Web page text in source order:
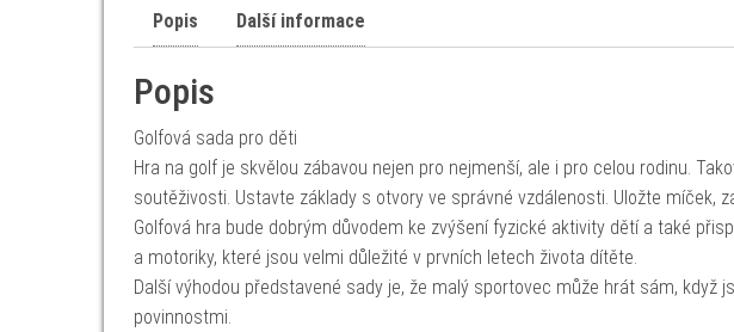
Popis Další informace
Popis
Golfová sada pro děti
Hra na golf je skvělou zábavou nejen pro nejmenší, ale i pro celou rodinu.
soutěživosti. Ustavte základy s otvory ve správné vzdálenosti. Uložte míček,
Golfová hra bude dobrým důvodem ke zvýšení fyzické aktivity dětí a také
a motoriky, které jsou velmi důležité v prvních letech života dítěte.
Další výhodou představené sady je, že malý sportovec může hrát sám, když
povinnostmi.